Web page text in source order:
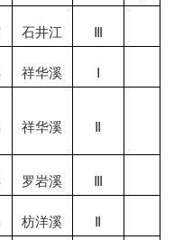
石井江 Ⅲ
祥华溪 Ⅰ
祥华溪 Ⅱ
罗岩溪 Ⅲ
枋洋溪 Ⅱ